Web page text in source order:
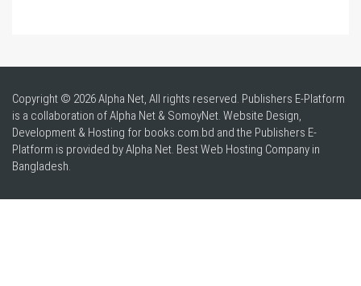
Copyright © 2026 Alpha Net, All rights reserved. Publishers E-Platform
is a collaboration of Alpha Net & SomoyNet. Website Design,
Development & Hosting for books.com.bd and the Publishers E-
Platform is provided by Alpha Net. BestWeb Hosting Company in
Bangladesh.